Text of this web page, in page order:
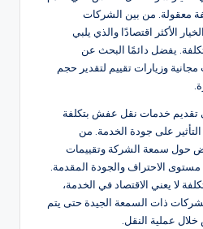
معقولة. من بين الشركات
الأكثر اقتصادًا والذي يلبي
يفضل دائمًا البحث عن
وزيارات تقييم لتقدير حجم
تقديم خدمات نقل عفش بتكلفة
على جودة الخدمة. من
حول سمعة الشركة وتقييمات
مستوى الاحتراف والجودة المقدمة.
لا يعني الاقتصاد في الخدمة،
ذات السمعة الجيدة حتى يتم
عملية النقل.